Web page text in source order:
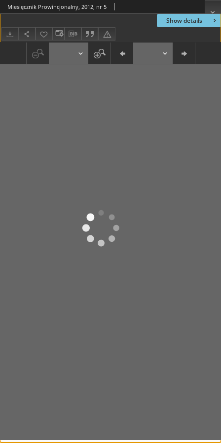
Show details
Miesięcznik Prowincjonalny, 2012, nr 5